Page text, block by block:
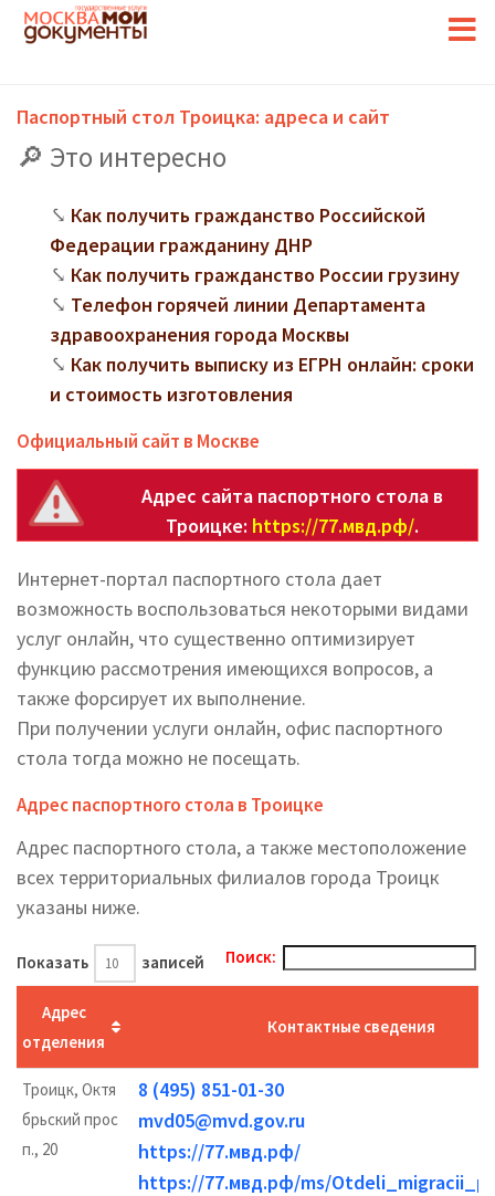
Паспортный стол Троицка: адреса и сайт
Это интересно
Как получить гражданство Российской
Федерации гражданину ДНР
Как получить гражданство России грузину
Телефон горячей линии Департамента
здравоохранения города Москвы
Как получить выписку из ЕГРН онлайн: сроки
и стоимость изготовления
Официальный сайт в Москве
Адрес сайта паспортного стола в
Троицке: https://77.мвд.рф/.
Интернет-портал паспортного стола дает
возможность воспользоваться некоторыми видами
услуг онлайн, что существенно оптимизирует
функцию рассмотрения имеющихся вопросов, а
также форсирует их выполнение.
При получении услуги онлайн, офис паспортного
стола тогда можно не посещать.
Адрес паспортного стола в Троицке
Адрес паспортного стола, а также местоположение
всех территориальных филиалов города Троицк
указаны ниже.
Показать записей Поиск:
Адрес
отделения
Контактные сведения
Троицк, Октя
брьский прос
п., 20
8 (495) 851-01-30
mvd05@mvd.gov.ru
https://77.мвд.рф/
https://77.мвд.рф/ms/